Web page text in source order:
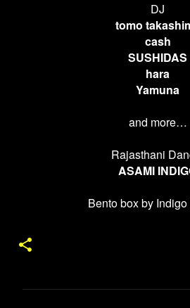
DJ
tomo
cash
SUSHIDAS
hara
Yamuna
and more…
Rajasthani
ASAMI
Bento box by